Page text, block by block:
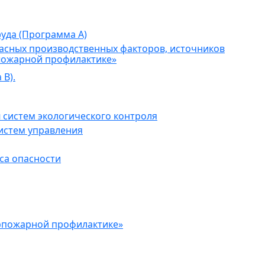
профилактике»
экологического контроля
управления
опасности
(Программа А)
производственных факторов, источников
В).
профилактике»